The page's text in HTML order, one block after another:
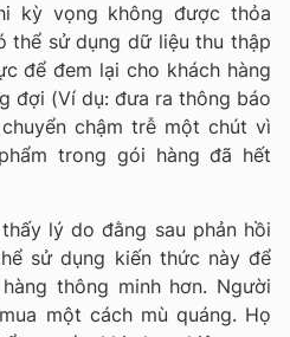
kỳ vọng không được thỏa
thể sử dụng dữ liệu thu thập
để đem lại cho khách hàng
đợi (Ví dụ: đưa ra thông báo
chậm trễ một chút vì
trong gói hàng đã hết
lý do đằng sau phản hồi
sử dụng kiến ​​thức này để
thông minh hơn. Người
một cách mù quáng. Họ